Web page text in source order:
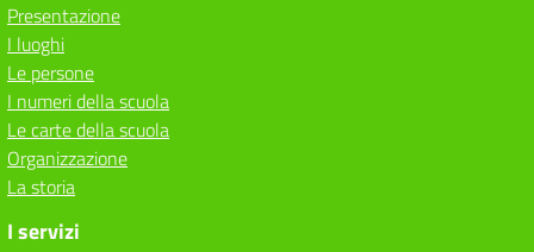
Presentazione
I luoghi
Le persone
I numeri della scuola
Le carte della scuola
Organizzazione
La storia
I servizi